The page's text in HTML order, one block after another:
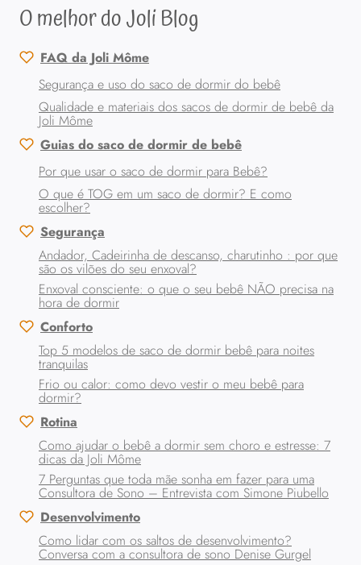
POR
QUE
OS
VILÕES
DO
ENXOVAL?
O melhor do Joli Blog
FAQ da Joli Môme
Segurança e uso do saco de dormir do bebê
Qualidade e materiais dos sacos de dormir de bebê da
Joli Môme
Guias do saco de dormir de bebê
Por que usar o saco de dormir para Bebê?
O que é TOG em um saco de dormir? E como
escolher?
Segurança
Andador, Cadeirinha de descanso, charutinho : por que
são os vilões do seu enxoval?
Enxoval consciente: o que o seu bebê NÃO precisa na
hora de dormir
Conforto
Top 5 modelos de saco de dormir bebê para noites
tranquilas
Frio ou calor: como devo vestir o meu bebê para
dormir?
Rotina
Como ajudar o bebê a dormir sem choro e estresse: 7
dicas da Joli Môme
7 Perguntas que toda mãe sonha em fazer para uma
Consultora de Sono – Entrevista com Simone Piubello
Desenvolvimento
Como lidar com os saltos de desenvolvimento?
Conversa com a consultora de sono Denise Gurgel